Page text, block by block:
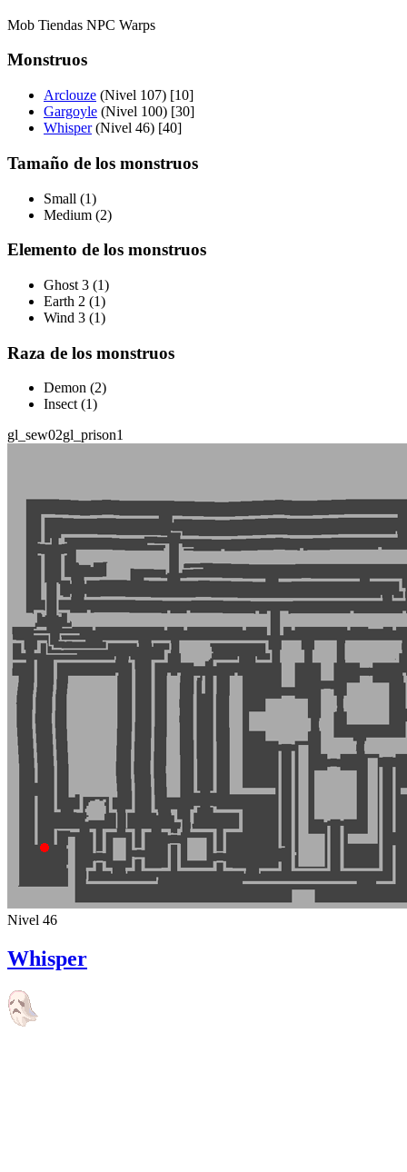
Mob Tiendas NPC Warps
Monstruos
Arclouze (Nivel 107) [10]
Gargoyle (Nivel 100) [30]
Whisper(Nivel 46) [40]
Tamaño de los monstruos
Small (1)
Medium (2)
Elemento de los monstruos
Ghost 3 (1)
Earth 2 (1)
Wind 3 (1)
Raza de los monstruos
Demon (2)
Insect (1)
gl_sew02gl_prison1
Nivel 46
Whisper